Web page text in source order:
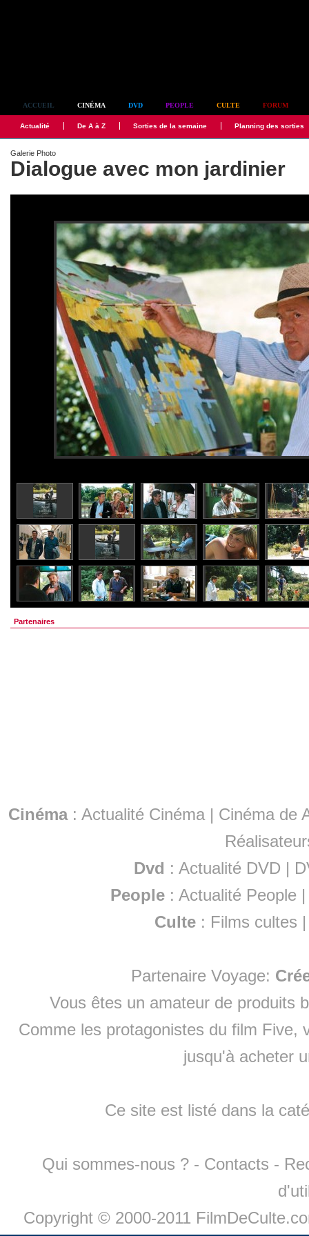
ACCUEIL CINÉMA DVD PEOPLE CULTE FORUM
Actualité De A à Z Sorties de la semaine Planning des sorties
Galerie Photo
Dialogue avec mon jardinier
Partenaires
Cinéma: Actualité Cinéma | Cinéma de
Dvd : Actualité DVD |
People :Actualité People
Culte : Films cultes
Partenaire Voyage:
Vous êtes un amateur de produits
Comme les protagonistes du film Five,
jusqu'à acheter
Ce site est listé dans la
Qui sommes-nous ? - Contacts -
Copyright © 2000-2011